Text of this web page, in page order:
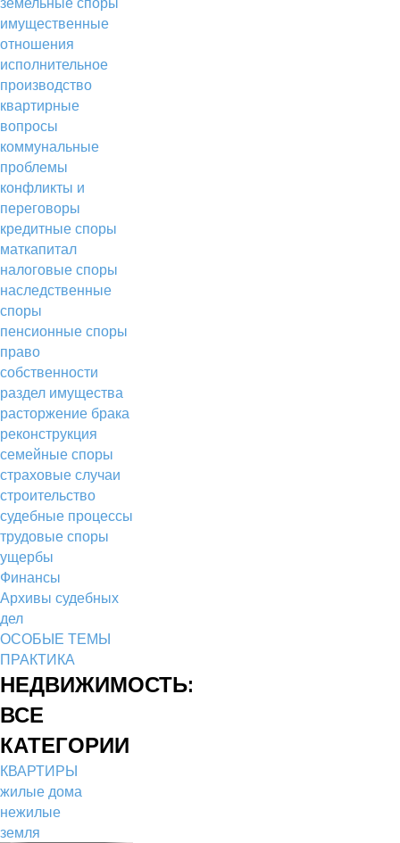
имущественные
отношения
исполнительное
производство
квартирные
вопросы
коммунальные
проблемы
конфликты и
переговоры
кредитные споры
маткапитал
налоговые споры
наследственные
споры
пенсионные споры
право
собственности
раздел имущества
расторжение брака
реконструкция
семейные споры
страховые случаи
строительство
судебные процессы
трудовые споры
ущербы
Финансы
Архивы судебных
дел
ОСОБЫЕ ТЕМЫ
ПРАКТИКА
НЕДВИЖИМОСТЬ:
ВСЕ
КАТЕГОРИИ
КВАРТИРЫ
жилые дома
нежилые
земля